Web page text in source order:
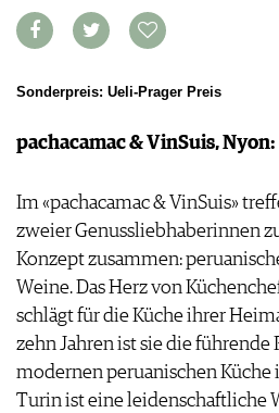
ABO
AUSGABE
BÜCHER
WEINSZENE
PORTRAITS
ARCHIV
ANMELDEN
AWARDS
VORTEILSWELT
ABO
WEINSUCHE
NEWSLETTER
WINE TRADE CLUB
REDAKTION
JOBS
WERBUNG
PRESSE
Sonderpreis: Ueli-Prager Preis
pachacamac & VinSuis, Nyon:
Im «pachacamac & VinSuis»
zweier Genussliebhaberinnen
Konzept zusammen:
Weine. Das Herz von
schlägt für die Küche ihrer
zehn Jahren ist sie die
modernen peruanischen Küche
Turin ist eine leidenschaftliche